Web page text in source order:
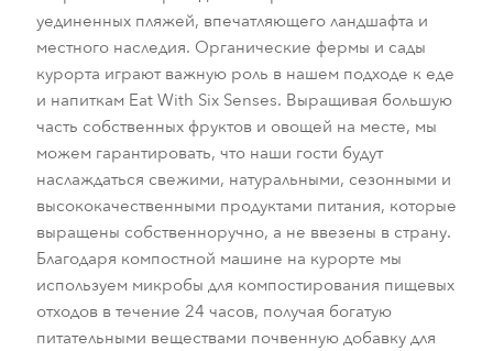
уединенных пляжей, впечатляющего ландшафта и
местного наследия. Органические фермы и сады
курорта играют важную роль в нашем подходе к еде
и напиткам Eat With Six Senses. Выращивая большую
часть собственных фруктов и овощей на месте, мы
можем гарантировать, что наши гости будут
наслаждаться свежими, натуральными, сезонными и
высококачественными продуктами питания, которые
выращены собственноручно, а не ввезены в страну.
Благодаря компостной машине на курорте мы
используем микробы для компостирования пищевых
отходов в течение 24 часов, получая богатую
питательными веществами почвенную добавку для